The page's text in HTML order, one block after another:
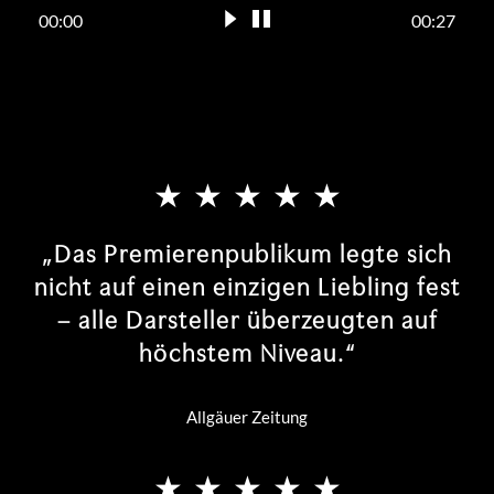
Sa 10.10.26 | 14:30 Uhr
TICKETS AB € 59,99
00:00 00:27
„Das Premierenpublikum legte sich
nicht auf einen einzigen Liebling fest
– alle Darsteller überzeugten auf
höchstem Niveau.“
Allgäuer Zeitung